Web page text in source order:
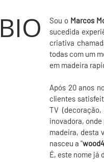
BIO Sou o Marcos
sucedida
criativa
todas com um
em madeira
Após 20 anos
clientes
TV
inovadora,
madeira, desta
nasceu a "
É, este nome já